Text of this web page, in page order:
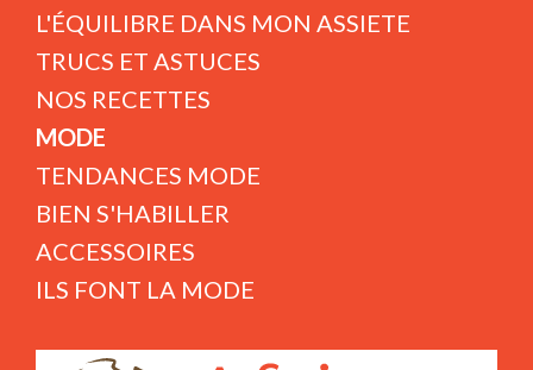
L'ÉQUILIBRE DANS MON ASSIETE
TRUCS ET ASTUCES
NOS RECETTES
MODE
TENDANCES MODE
BIEN S'HABILLER
ACCESSOIRES
ILS FONT LA MODE